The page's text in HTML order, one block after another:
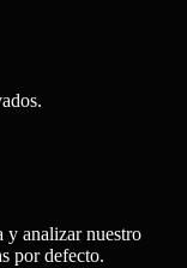
y analizar nuestro
por defecto.